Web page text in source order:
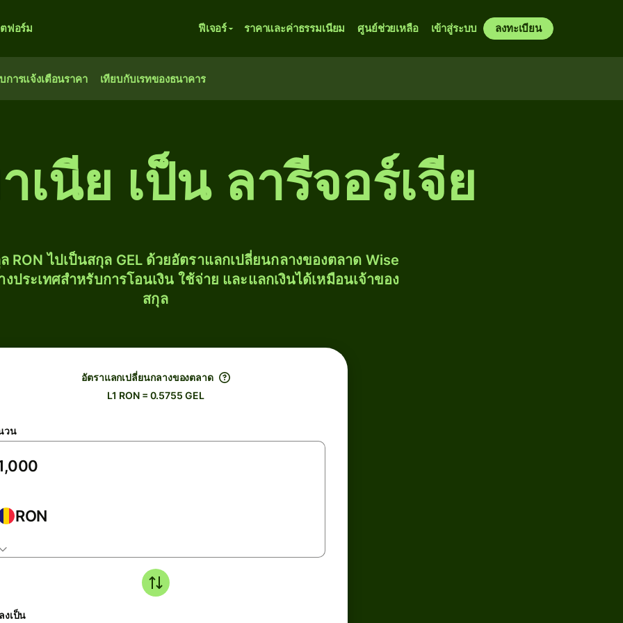
ฟอร์ม ฟีเจอร์ ราคาและค่าธรรมเนียม ศูนย์ช่วยเหลือ เข้าสู่ระบบ ลงทะเบียน
การแจ้งเตือนราคา เทียบกับเรทของธนาคาร
เนีย เป็น ลารีจอร์เจีย
RON ไปเป็นสกุล GEL ด้วยอัตราแลกเปลี่ยนกลางของตลาด Wise
ประเทศสำหรับการโอนเงิน ใช้จ่าย และแลกเงินได้เหมือนเจ้าของ
สกุล
อัตราแลกเปลี่ยนกลางของตลาด
L1 RON = 0.5755 GEL
วน
RON
งเป็น